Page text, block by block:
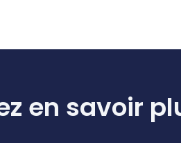
en savoir